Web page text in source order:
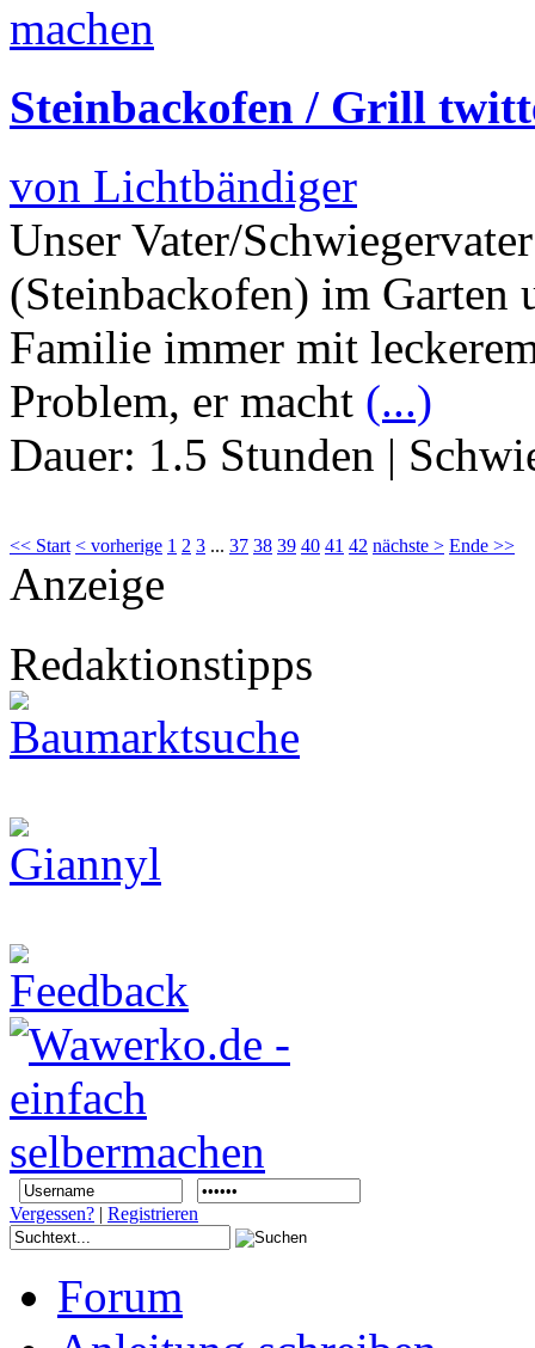
Steinbackofen / Grill
von Lichtbändiger
Unser Vater/
(Steinbackofen) im Garten
Familie immer mit
Problem, er macht (...)
Dauer: 1.5 Stunden |
<< Start < vorherige 1 2 3 ... 37 38 39 40 41 42 nächste > Ende >>
Anzeige
Redaktionstipps
Vergessen? | Registrieren
Forum